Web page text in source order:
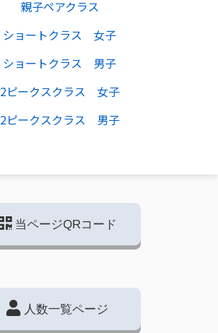
親子ペアクラス
ショートクラス 女子
ショートクラス 男子
2ピークスクラス 女子
2ピークスクラス 男子
当ページQRコード
人数一覧ページ